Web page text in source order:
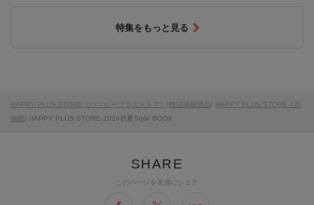
このページを友達にシェア
特集をもっと見る
HAPPY PLUS STORE（ハッピープラスストア） /雑誌掲載商品/ HAPPY PLUS STORE 4月
掲載/ HAPPY PLUS STORE 2026初夏Style BOOK